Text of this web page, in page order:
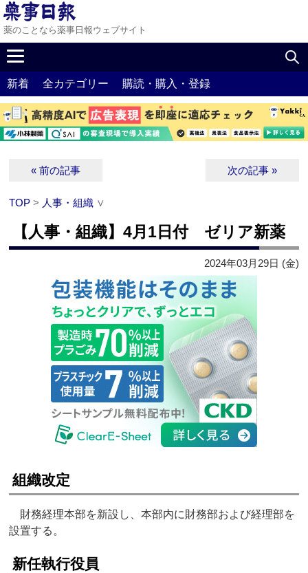
薬のことなら薬事日報ウェブサイト
新着 全カテゴリー 購読・購入・登録
« 前の記事 次の記事 »
TOP > 人事・組織 ∨
【人事・組織】4月1日付 ゼリア新薬
2024年03月29日 (金)
組織改定
財務経理本部を新設し、本部内に財務部および経理部を
設置する。
新任執行役員